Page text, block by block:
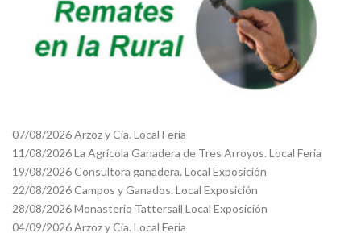
07/08/2026 Arzoz y Cia. Local Feria
11/08/2026 La Agrícola Ganadera de Tres Arroyos. Local Feria
19/08/2026 Consultora ganadera. Local Exposición
22/08/2026 Campos y Ganados. Local Exposición
28/08/2026 Monasterio Tattersall Local Exposición
04/09/2026 Arzoz y Cia. Local Feria